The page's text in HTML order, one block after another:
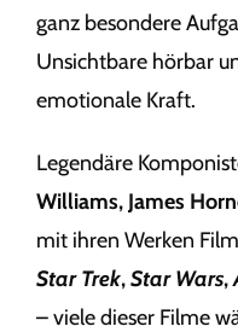
ganz besondere
Unsichtbare hörbar
emotionale Kraft.
Legendäre
Williams, James
mit ihren Werken
Star Trek,Star Wars,
– viele dieser Filme